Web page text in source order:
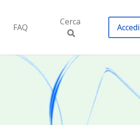
FAQ
Cerca
Accedi